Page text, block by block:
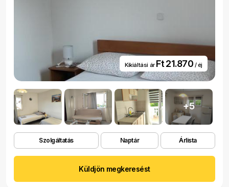
Kikiáltási ár Ft 21.870 / éj
+5
Szolgáltatás Naptár Árlista
Küldjön megkeresést